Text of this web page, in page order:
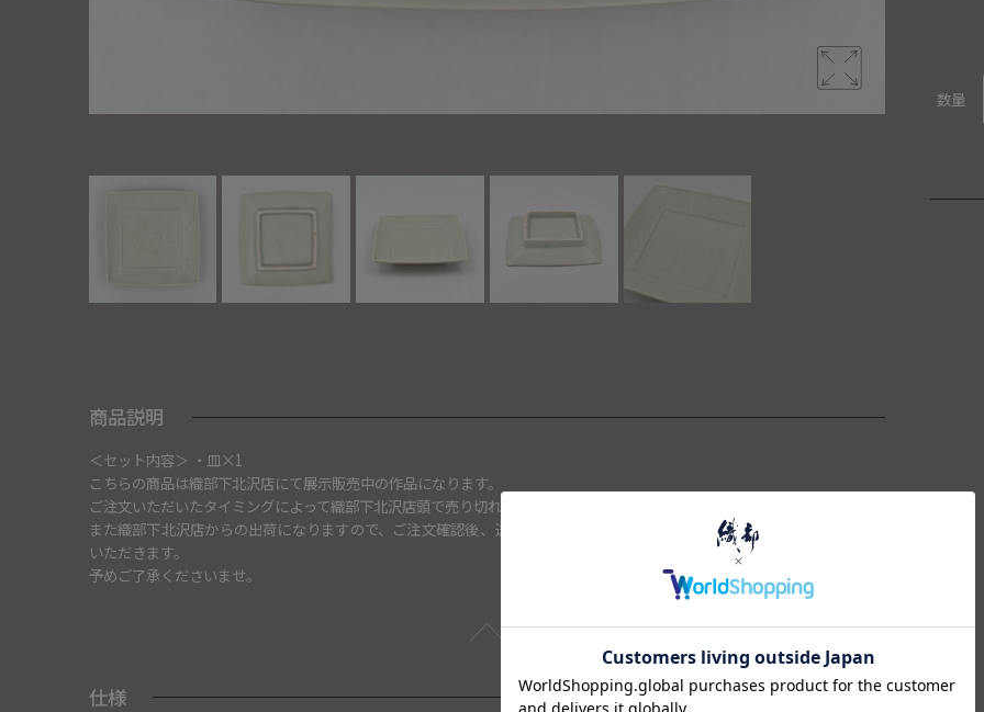
商品説明
＜セット内容＞ ・皿×1
こちらの商品は織部下北沢店にて展示販売中の作品になります。
ご注文いただいたタイミングによって織部下北沢店頭で売り切れた場合は、キャンセルさせて頂きます。
また織部下北沢店からの出荷になりますので、ご注文確認後、送料を再計算し改めてご請求金額についてのご連絡をさせて
いただきます。
予めご了承くださいませ。
仕様
数量